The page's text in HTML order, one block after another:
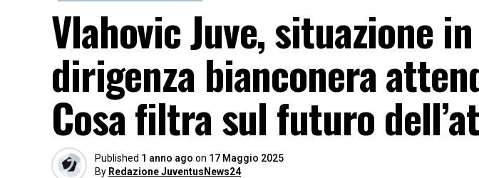
Vlahovic Juve, situazione
dirigenza bianconera
Cosa filtra sul futuro
Published 1 anno ago on 17 Maggio 2025
By Redazione JuventusNews24